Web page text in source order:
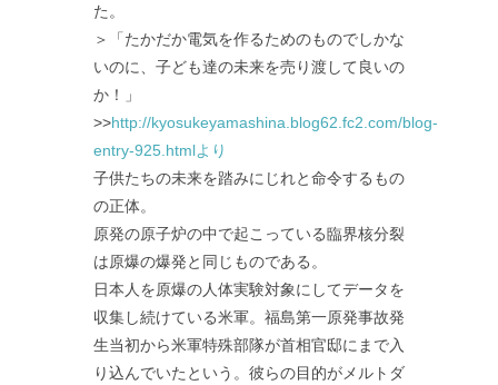
た。
＞「たかだか電気を作るためのものでしかな
いのに、子ども達の未来を売り渡して良いの
か！」
>>http://kyosukeyamashina.blog62.fc2.com/blog-
entry-925.htmlより
子供たちの未来を踏みにじれと命令するもの
の正体。
原発の原子炉の中で起こっている臨界核分裂
は原爆の爆発と同じものである。
日本人を原爆の人体実験対象にしてデータを
収集し続けている米軍。福島第一原発事故発
生当初から米軍特殊部隊が首相官邸にまで入
り込んでいたという。彼らの目的がメルトダ